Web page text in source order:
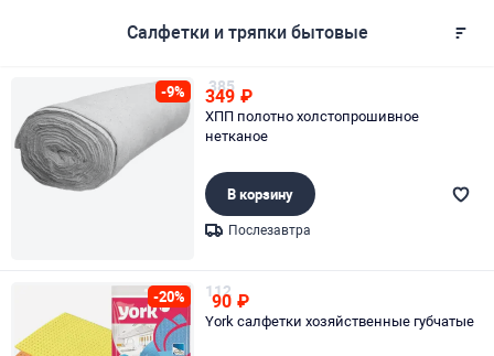
Салфетки и тряпки бытовые
-9% 385
349 ₽
ХПП полотно холстопрошивное
нетканое
В корзину
Послезавтра
-20% 112
90 ₽
York салфетки хозяйственные губчатые